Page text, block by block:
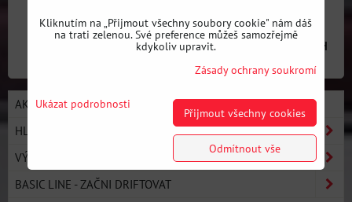
2204 Kč s DPH
AKCE / NOVÉ PRODUKTY
HLEDAT PODLE AUTA
VÝROBCI
BASIC LINE - ZAČNI DRIFTOVAT
Kliknutím na „Přijmout všechny soubory cookie" nám dáš
na trati zelenou. Své preference můžeš samozřejmě
kdykoliv upravit.
Zásady ochrany soukromí
Ukázat podrobnosti
Přijmout všechny cookies
Odmítnout vše